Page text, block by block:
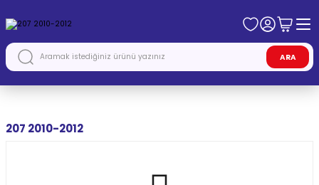
ARA
207 2010-2012